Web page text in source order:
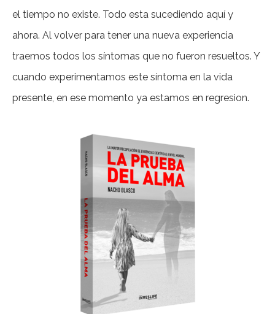
el tiempo no existe. Todo esta sucediendo aquí y
ahora. Al volver para tener una nueva experiencia
traemos todos los síntomas que no fueron resueltos. Y
cuando experimentamos este síntoma en la vida
presente, en ese momento ya estamos en regresion.